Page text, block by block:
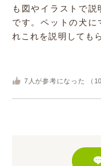
も図やイラストで
です。ペットの犬に
れこれを説明しても
7 人が参考になった （ 10